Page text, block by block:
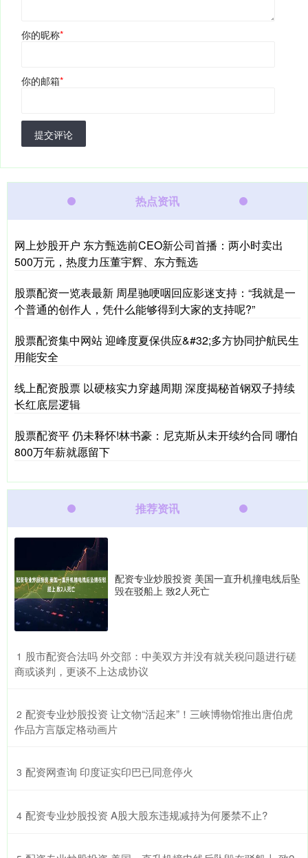
你的昵称*
你的邮箱*
提交评论
热点资讯
网上炒股开户 东方甄选前CEO新公司首播：两小时卖出
500万元，热度力压董宇辉、东方甄选
股票配资一览表最新 周星驰哽咽回应影迷支持：“我就是一
个普通的创作人，凭什么能够得到大家的支持呢?”
股票配资集中网站 迎峰度夏保供应&#32;多方协同护航民生
用能安全
线上配资股票 以硬核实力穿越周期 深度揭秘首钢双子持续
长红底层逻辑
股票配资平 仍未释怀!林书豪：尼克斯从未开续约合同 哪怕
800万年薪就愿留下
推荐资讯
配资专业炒股投资 美国一直升机撞电线后坠
毁在驳船上 致2人死亡
1 ​股市配资合法吗 外交部：中美双方并没有就关税问题进行磋
商或谈判，更谈不上达成协议
2 ​配资专业炒股投资 让文物“活起来”！三峡博物馆推出唐伯虎
作品方言版定格动画片
3 ​配资网查询 印度证实印巴已同意停火
4 ​配资专业炒股投资 A股大股东违规减持为何屡禁不止?